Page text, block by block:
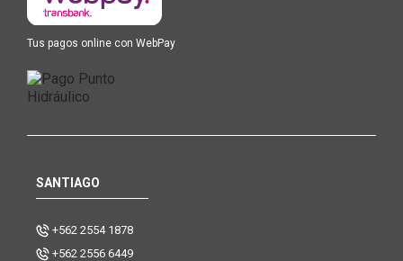
Tus pagos online con WebPay
SANTIAGO
+562 2554 1878
+562 2556 6449